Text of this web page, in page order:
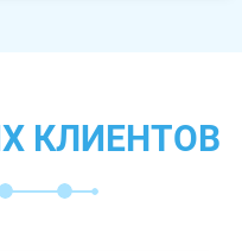
КЛИЕНТОВ